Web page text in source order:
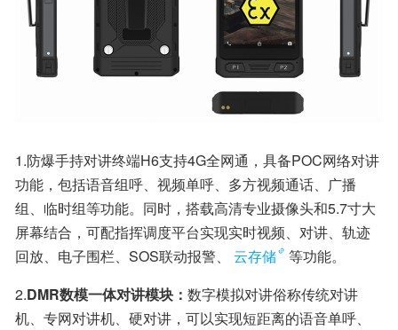
1.防爆手持对讲终端H6支持4G全网通，具备POC网络对讲
功能，包括语音组呼、视频单呼、多方视频通话、广播
组、临时组等功能。同时，搭载高清专业摄像头和5.7寸大
屏幕结合，可配指挥调度平台实现实时视频、对讲、轨迹
回放、电子围栏、SOS联动报警、
云存储
等功能。
2.DMR数模一体对讲模块： 数字模拟对讲俗称传统对讲
机、专网对讲机、硬对讲，可以实现短距离的语音单呼、